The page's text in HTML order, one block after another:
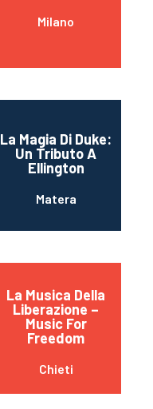
Milano
La Magia Di Duke:
Un Tributo A
Ellington
Matera
La Musica Della
Liberazione –
Music For
Freedom
Chieti